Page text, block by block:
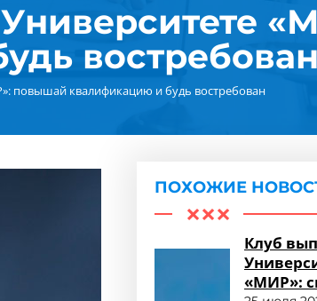
востребован
повышай квалификацию и будь востребован
ПОХОЖИЕ
Клуб
«МИР»: